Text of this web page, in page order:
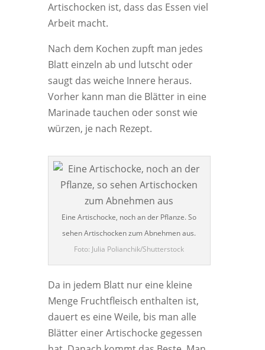
Artischocken ist, dass das Essen viel
Arbeit macht.
Nach dem Kochen zupft man jedes
Blatt einzeln ab und lutscht oder
saugt das weiche Innere heraus.
Vorher kann man die Blätter in eine
Marinade tauchen oder sonst wie
würzen, je nach Rezept.
Eine Artischocke, noch an der Pflanze. So
sehen Artischocken zum Abnehmen aus.
Foto: Julia Polianchik/Shutterstock
Da in jedem Blatt nur eine kleine
Menge Fruchtfleisch enthalten ist,
dauert es eine Weile, bis man alle
Blätter einer Artischocke gegessen